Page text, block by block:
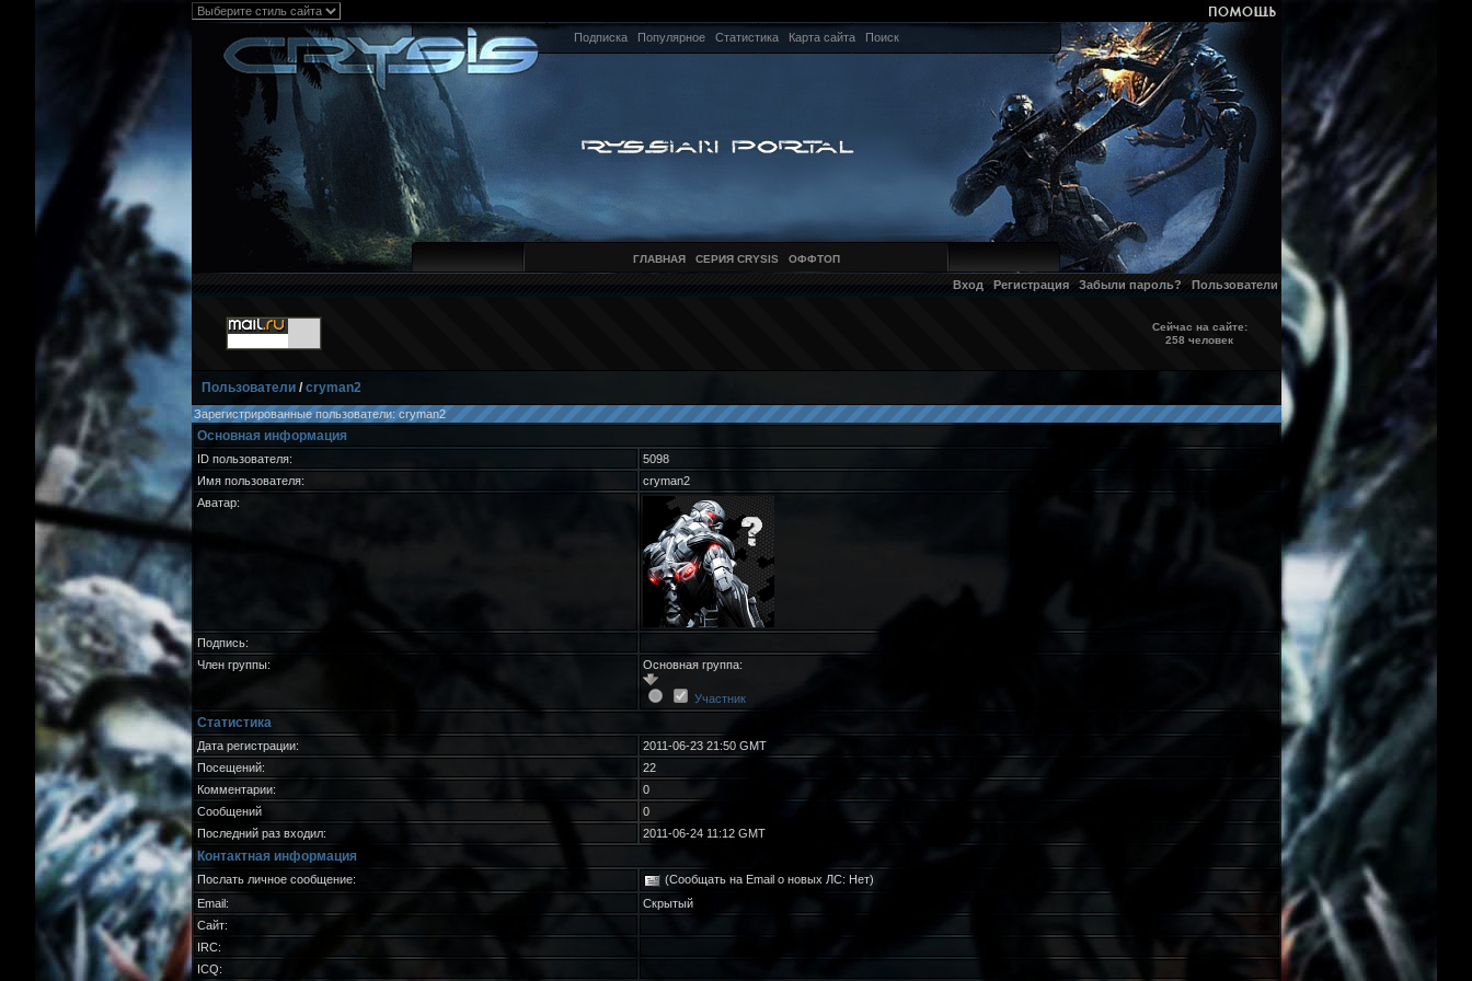
Подписка Популярное Статистика Карта сайта Поиск
ГЛАВНАЯ СЕРИЯ CRYSIS ОФФТОП
Вход Регистрация Забыли пароль? Пользователи
Сейчас на сайте:
258 человек
Пользователи/cryman2
Зарегистрированные пользователи: cryman2
Основная информация
ID пользователя:
5098
Имя пользователя:
cryman2
Аватар:
Подпись:
Член группы:
Основная группа:
Участник
Статистика
Дата регистрации:
2011-06-23 21:50 GMT
Посещений:
22
Комментарии:
0
Сообщений
0
Последний раз входил:
2011-06-24 11:12 GMT
Контактная информация
Послать личное сообщение:
(Сообщать на Email о новых ЛС: Нет)
Email:
Скрытый
Сайт:
IRC:
ICQ: